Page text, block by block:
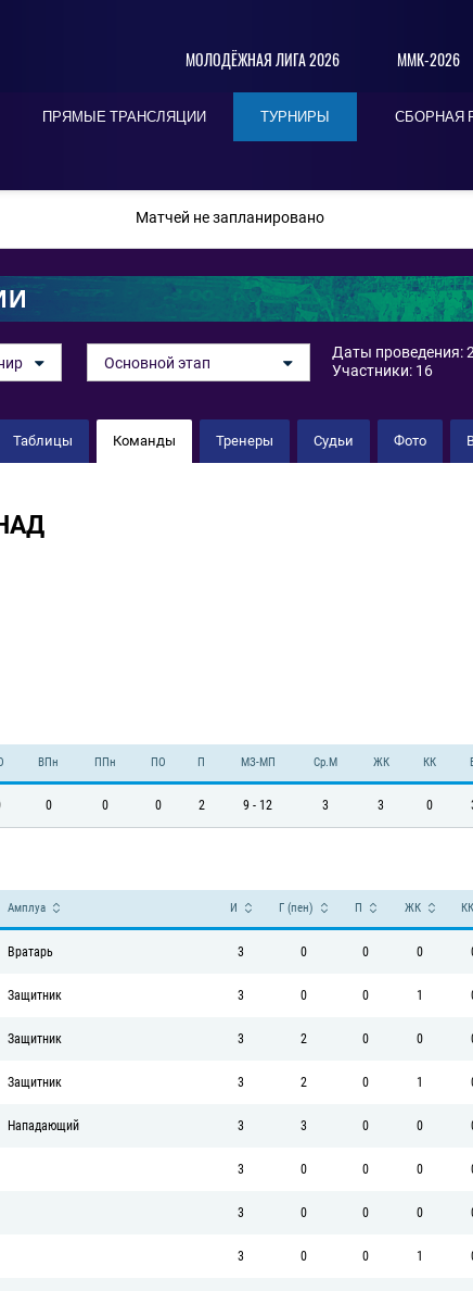
МОЛОДЁЖНАЯ ЛИГА 2026 ММК-2026
ПРЯМЫЕ ТРАНСЛЯЦИИ ТУРНИРЫ СБОРНАЯ
Матчей не запланировано
Основной этап
Даты проведения:
Участники: 16
Таблицы Команды Тренеры Судьи Фото
ВПн ППн ПО П МЗ-МП Ср.М ЖК КК
0 0 0 2 9 - 12 3 3 0
Амплуа И Г (пен) П ЖК КК
Вратарь 3 0 0 0
Защитник 3 0 0 1
Защитник 3 2 0 0
Защитник 3 2 0 1
Нападающий 3 3 0 0
3 0 0 0
3 0 0 0
3 0 0 1